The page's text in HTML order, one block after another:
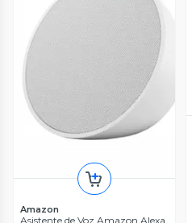
Amazon
Asistente de Voz Amazon Alexa